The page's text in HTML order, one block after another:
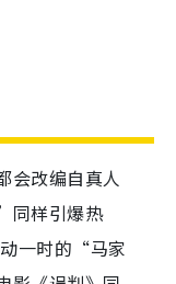
会改编自真人
同样引爆热
一时的“马家